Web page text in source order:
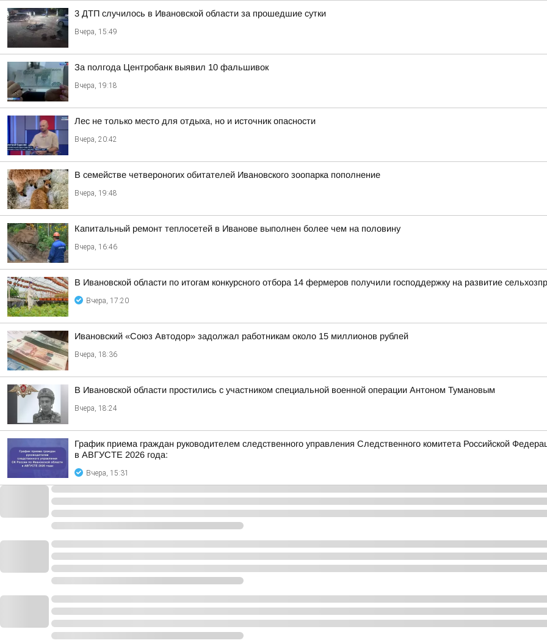
3 ДТП случилось в Ивановской области за прошедшие сутки
Вчера, 15:49
За полгода Центробанк выявил 10 фальшивок
Вчера, 19:18
Лес не только место для отдыха, но и источник опасности
Вчера, 20:42
В семействе четвероногих обитателей Ивановского зоопарка пополнение
Вчера, 19:48
Капитальный ремонт теплосетей в Иванове выполнен более чем на половину
Вчера, 16:46
В Ивановской области по итогам конкурсного отбора 14 фермеров получили господдержку на развитие
Вчера, 17:20
Ивановский «Союз Автодор» задолжал работникам около 15 миллионов рублей
Вчера, 18:36
В Ивановской области простились с участником специальной военной операции Антоном Тумановым
Вчера, 18:24
График приема граждан руководителем следственного управления Следственного комитета Российской
в АВГУСТЕ 2026 года:
Вчера, 15:31